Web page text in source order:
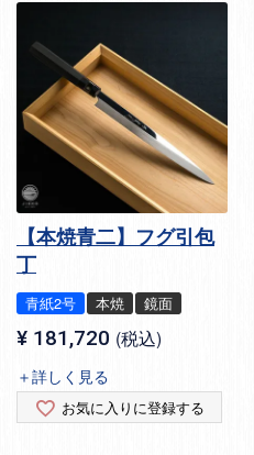
【本焼青二】フグ引包
丁
青紙2号 本焼 鏡面
¥ 181,720 税込
＋詳しく見る
お気に入りに登録する